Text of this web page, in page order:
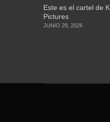
Este es el cartel de
Pictures
JUNIO 29, 2026